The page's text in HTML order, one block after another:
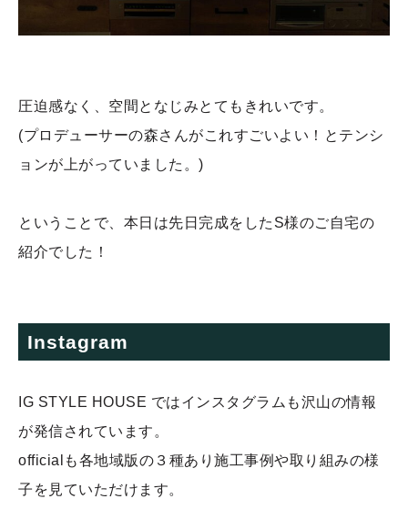
圧迫感なく、空間となじみとてもきれいです。
(プロデューサーの森さんがこれすごいよい！とテンシ
ョンが上がっていました。)
ということで、本日は先日完成をしたS様のご自宅の
紹介でした！
Instagram
IG STYLE HOUSE ではインスタグラムも沢山の情報
が発信されています。
officialも各地域版の３種あり施工事例や取り組みの様
子を見ていただけます。